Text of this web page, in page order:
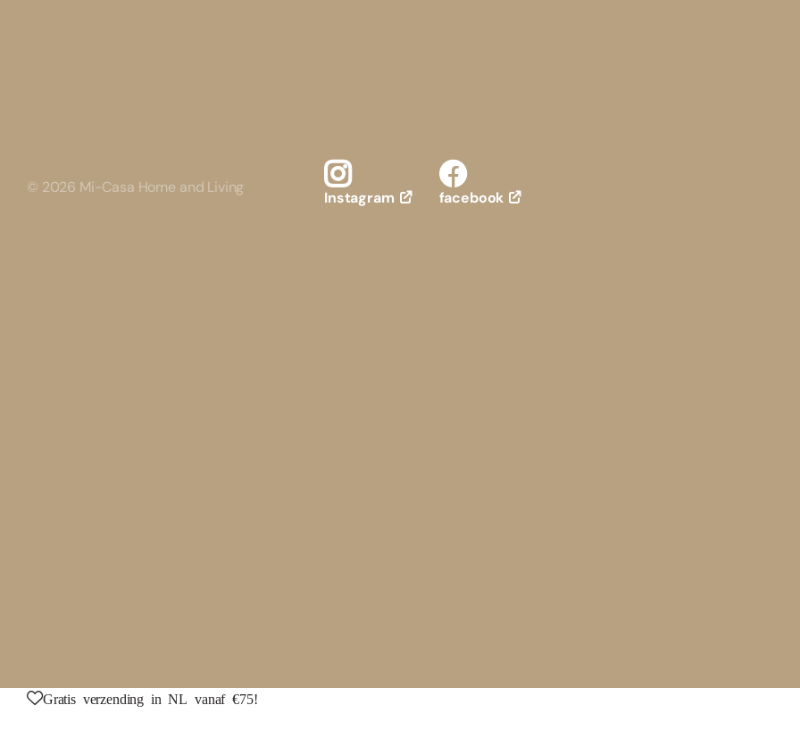
© 2026 Mi-Casa Home and Living
Instagram facebook
Gratis verzending in NL vanaf €75!